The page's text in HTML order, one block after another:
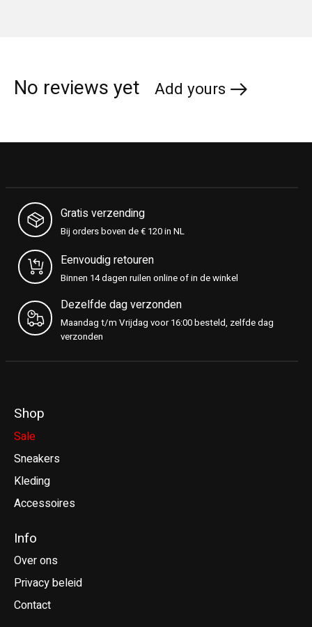
No reviews yet Add yours
Gratis verzending
Bij orders boven de € 120 in NL
Eenvoudig retouren
Binnen 14 dagen ruilen online of in de winkel
Dezelfde dag verzonden
Maandag t/m Vrijdag voor 16:00 besteld, zelfde dag
verzonden
Shop
Sale
Sneakers
Kleding
Accessoires
Info
Over ons
Privacy beleid
Contact